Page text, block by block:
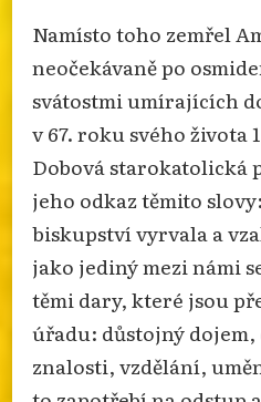
Namísto toho zemřel
neočekávaně po
svátostmi umírajících
v 67. roku svého života
Dobová
jeho odkaz těmito
biskupství vyrvala a
jako jediný mezi námi
těmi dary, které jsou
úřadu: důstojný dojem,
znalosti, vzdělání,